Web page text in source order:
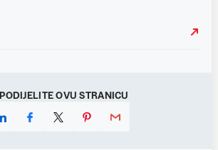
PODIJELITE OVU STRANICU